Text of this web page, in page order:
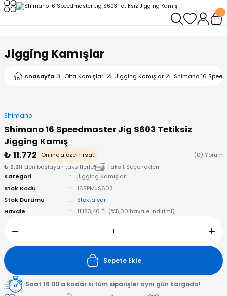
Jigging Kamışlar
Anasayfa Olta Kamışları Jigging Kamışlar Shimano 16
Shimano
Shimano 16 Speedmaster Jig S603 Tetiksiz
Jigging Kamış
₺ 11.772
Online'a özel fırsat
(0) Yorum
₺ 2.211 den başlayan taksitlerle!
Taksit Seçenekleri
Kategori
Jigging Kamışlar
Stok Kodu
16SPMJS603
Stok Durumu
Stokta var
Havale
11.183,40 TL (%5,00 havale indirimi)
Sepete Ekle
Saat 16:00’a kadar ki tüm siparişler aynı gün kargoda!
Kamışlar
Misinalar
& El Feneri